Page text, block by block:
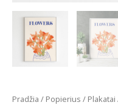
Pradžia / Popierius / Plakatai